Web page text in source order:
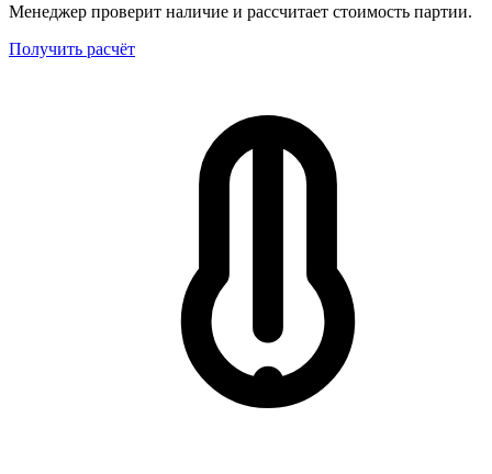
Менеджер проверит наличие и рассчитает стоимость партии.
Получить расчёт